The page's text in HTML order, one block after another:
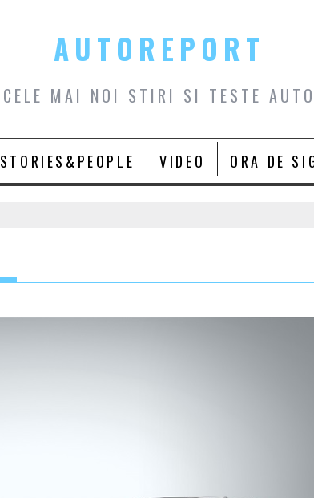
AUTOREPORT
CELE MAI NOI STIRI SI TESTE AUTO
STORIES&PEOPLE VIDEO ORA DE